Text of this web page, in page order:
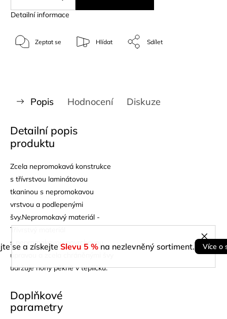
se a získejte Slevu 5 % na nezlevněný sortiment. Více o
Detailní informace
Zeptat se Hlídat Sdílet
Popis Hodnocení Diskuze
Detailní popis
produktu
Zcela nepromokavá konstrukce
s třívrstvou laminátovou
tkaninou s nepromokavou
vrstvou a podlepenými
švy.Nepromokavý materiál -
Třívrstvý materiál
s nepromokavou povrchovou
úpravou a zcela chráněnými švy
udržuje nohy pěkně v teplíčku.
Doplňkové
parametry